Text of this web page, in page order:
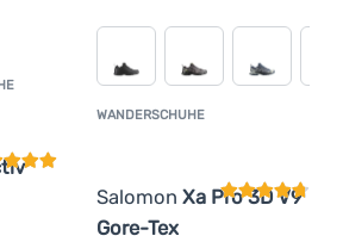
WANDERSCHUHE
Salomon Xa Pro 3D V9
Gore-Tex